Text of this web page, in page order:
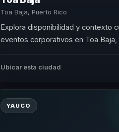
Toa Baja, Puerto Rico
Explora disponibilidad y contexto
eventos corporativos en Toa Baja,
Ubicar esta ciudad
YAUCO